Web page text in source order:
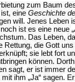
zum Baum
eine Geschichte
will. Jenes Leben
ist es eine neue
Das Leben,
Rettung, die Gott
sie lebt fort
können.
sagt, er ist immer
ihm „Ja“ sagen.